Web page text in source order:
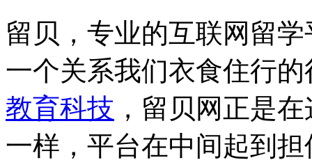
留贝，专业的互联网留
一个关系我们衣食住行
教育科技 ，留贝网正是
一样，平台在中间起到